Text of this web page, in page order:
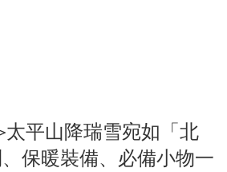
平山降瑞雪宛如「北
保暖裝備、必備小物一